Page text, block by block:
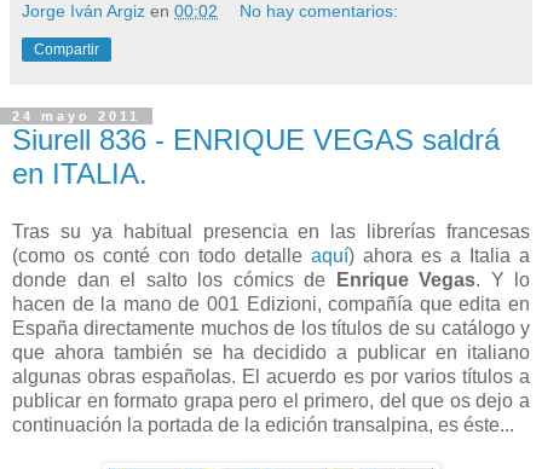
Jorge Iván Argiz en 00:02 No hay comentarios:
Compartir
24 mayo 2011
Siurell 836 - ENRIQUE VEGAS saldrá
en ITALIA.
Tras su ya habitual presencia en las librerías francesas
(como os conté con todo detalle aquí) ahora es a Italia a
donde dan el salto los cómics de
Enrique Vegas. Y lo
hacen de la mano de 001 Edizioni, compañía que edita en
España directamente muchos de los títulos de su catálogo y
que ahora también se ha decidido a publicar en italiano
algunas obras españolas. El acuerdo es por varios títulos a
publicar en formato grapa pero el primero, del que os dejo a
continuación la portada de la edición transalpina, es éste...